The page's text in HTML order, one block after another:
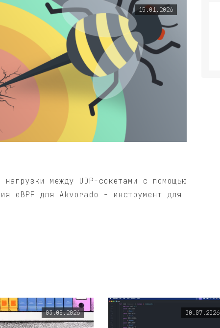
15.01.2026
между UDP-сокетами с помощью
eBPF для Akvorado - инструмент для
03.08.2026 30.07.2026